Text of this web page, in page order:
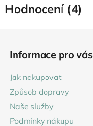
Hodnocení (4)
Informace pro vás
Jak nakupovat
Způsob dopravy
Naše služby
Podmínky nákupu